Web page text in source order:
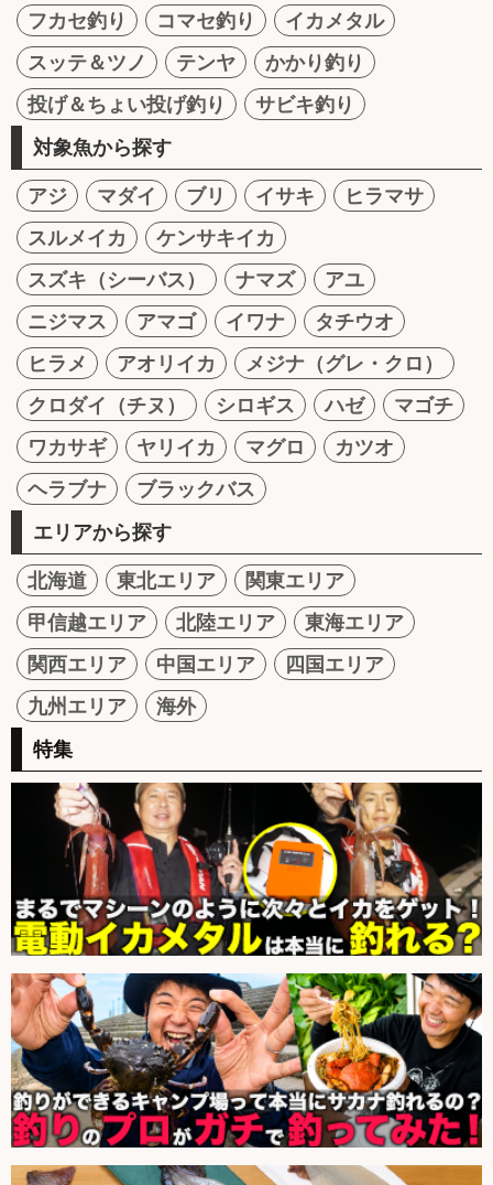
フカセ釣り
コマセ釣り
イカメタル
スッテ＆ツノ
テンヤ
かかり釣り
投げ＆ちょい投げ釣り
サビキ釣り
対象魚から探す
アジ マダイ ブリ イサキ
ヒラマサ
スルメイカ
ケンサキイカ
スズキ（シーバス）
ナマズ
アユ
ニジマス
アマゴ イワナ
タチウオ
ヒラメ
アオリイカ
メジナ（グレ・クロ）
クロダイ（チヌ）
シロギス ハゼ
マゴチ
ワカサギ
ヤリイカ マグロ
カツオ
ヘラブナ
ブラックバス
エリアから探す
北海道 東北エリア
関東エリア
甲信越エリア
北陸エリア
東海エリア
関西エリア
中国エリア
四国エリア
九州エリア
海外
特集